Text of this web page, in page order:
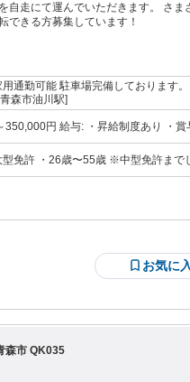
運んでいただきます。 さまざまなお客
できる方募集しています！
アクセス: ・自家用通勤可能 駐車場完備しております。
森市油川駅]
お気に
森市 QK035